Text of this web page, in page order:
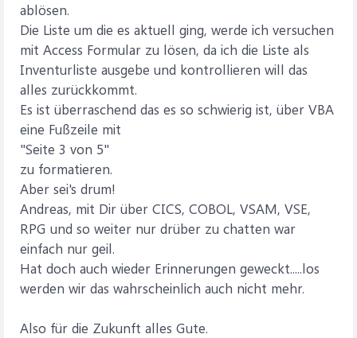
ablösen.
Die Liste um die es aktuell ging, werde ich versuchen
mit Access Formular zu lösen, da ich die Liste als
Inventurliste ausgebe und kontrollieren will das
alles zurückkommt.
Es ist überraschend das es so schwierig ist, über VBA
eine Fußzeile mit
"Seite 3 von 5"
zu formatieren.
Aber sei's drum!
Andreas, mit Dir über CICS, COBOL, VSAM, VSE,
RPG und so weiter nur drüber zu chatten war
einfach nur geil.
Hat doch auch wieder Erinnerungen geweckt.....los
werden wir das wahrscheinlich auch nicht mehr.
Also für die Zukunft alles Gute.